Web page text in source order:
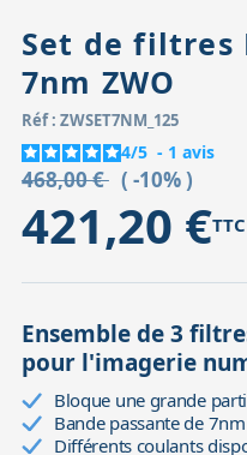
Set de filtres
7nm ZWO
Réf : ZWSET7NM_125
4/5 - 1 avis
468,00 € ( -10% )
421,20 €TTC
Ensemble de 3
pour l'imagerie
Bloque une grande
Bande passante de
Différents coulants